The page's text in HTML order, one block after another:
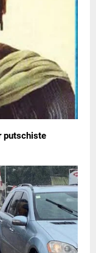
putschiste